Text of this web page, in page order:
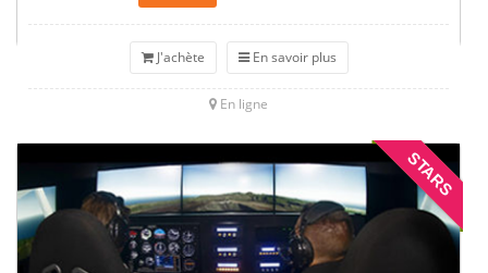
J'achète En savoir plus
En ligne
STARS